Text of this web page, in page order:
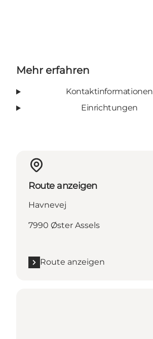
Mehr erfahren
Kontaktinformationen
Einrichtungen
Route anzeigen
Havnevej
7990 Øster Assels
Route anzeigen